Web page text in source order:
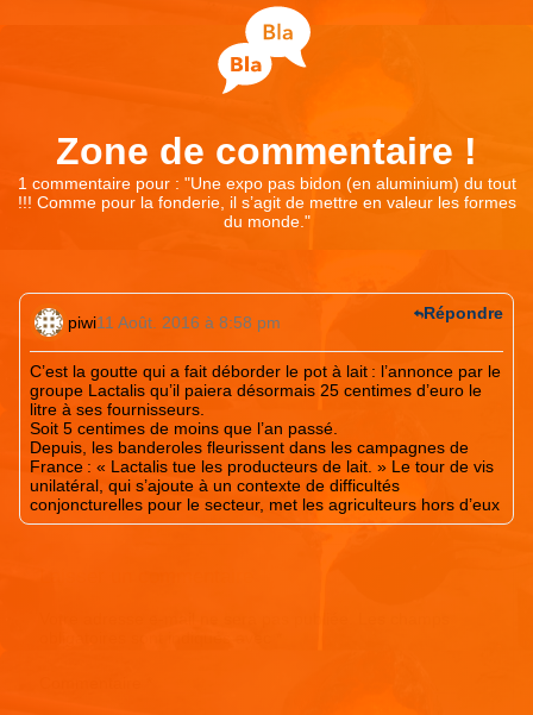
Zone de commentaire !
1 commentaire pour : "Une expo pas bidon (en aluminium) du tout
!!! Comme pour la fonderie, il s’agit de mettre en valeur les formes
du monde. "
piwi11 Août. 2016 à 8:58 pm
C’est la goutte qui a fait déborder le pot à lait : l’annonce par le
groupe Lactalis qu’il paiera désormais 25 centimes d’euro le
litre à ses fournisseurs.
Soit 5 centimes de moins que l’an passé.
Depuis, les banderoles fleurissent dans les campagnes de
France : « Lactalis tue les producteurs de lait. » Le tour de vis
unilatéral, qui s’ajoute à un contexte de difficultés
conjoncturelles pour le secteur, met les agriculteurs hors d’eux
Répondre